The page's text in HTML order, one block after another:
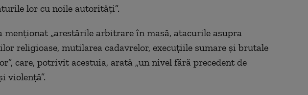
lor cu noile autorităţi”.
menţionat „arestările arbitrare în masă, atacurile asupra
religioase, mutilarea cadavrelor, execuţiile sumare şi brutale
care, potrivit acestuia, arată „un nivel fără precedent de
violenţă”.